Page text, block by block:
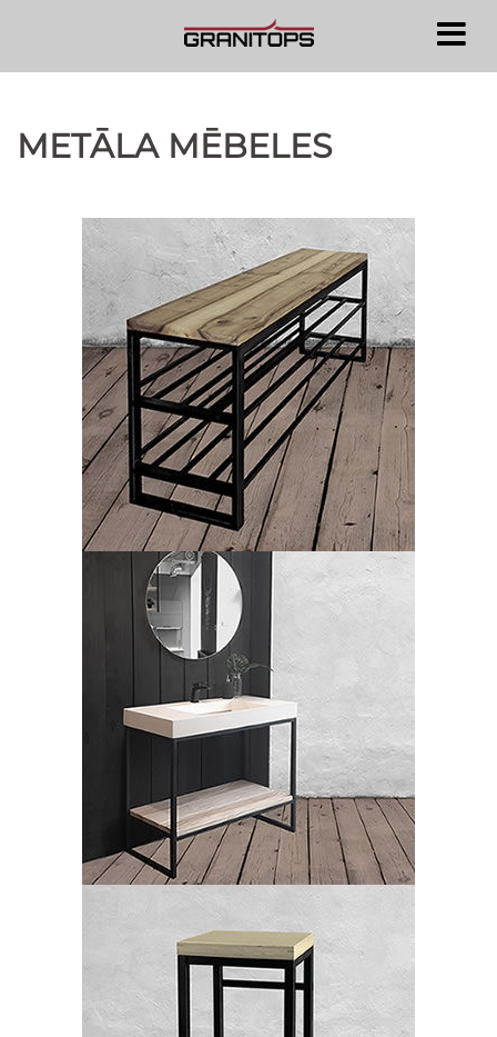
METĀLA MĒBELES